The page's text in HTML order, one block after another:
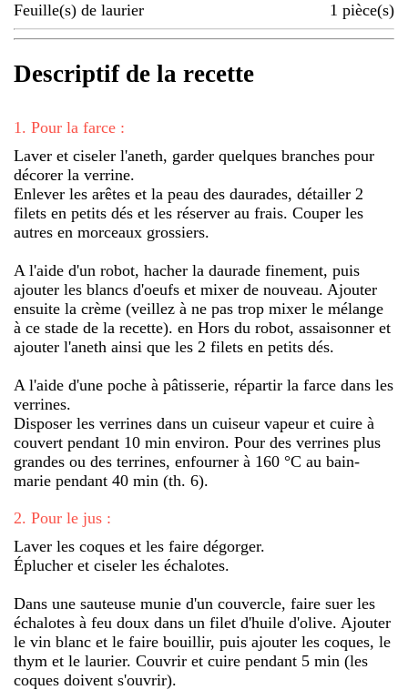
Feuille(s) de laurier 1 pièce(s)
Descriptif de la recette
1 . Pour la farce :
Laver et ciseler l'aneth, garder quelques branches pour
décorer la verrine.
Enlever les arêtes et la peau des daurades, détailler 2
filets en petits dés et les réserver au frais. Couper les
autres en morceaux grossiers.
A l'aide d'un robot, hacher la daurade finement, puis
ajouter les blancs d'oeufs et mixer de nouveau. Ajouter
ensuite la crème (veillez à ne pas trop mixer le mélange
à ce stade de la recette). en Hors du robot, assaisonner et
ajouter l'aneth ainsi que les 2 filets en petits dés.
A l'aide d'une poche à pâtisserie, répartir la farce dans les
verrines.
Disposer les verrines dans un cuiseur vapeur et cuire à
couvert pendant 10 min environ. Pour des verrines plus
grandes ou des terrines, enfourner à 160 °C au bain-
marie pendant 40 min (th. 6).
2. Pour le jus :
Laver les coques et les faire dégorger.
Éplucher et ciseler les échalotes.
Dans une sauteuse munie d'un couvercle, faire suer les
échalotes à feu doux dans un filet d'huile d'olive. Ajouter
le vin blanc et le faire bouillir, puis ajouter les coques, le
thym et le laurier. Couvrir et cuire pendant 5 min (les
coques doivent s'ouvrir).